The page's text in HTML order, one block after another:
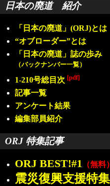
日本の廃道 紹介
「日本の廃道」(ORJ)とは
“オブローダー”とは
「日本の廃道」誌の歩み
（バックナンバー一覧）
1-210号総目次 [pdf]
記事一覧
アンケート結果
編集部員紹介
ORJ 特集記事
ORJ BEST!#1 （無料）
震災復興支援特集